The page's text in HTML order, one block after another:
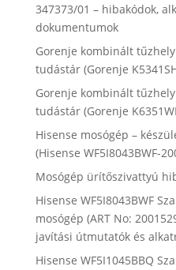
347373/01 – hibakódok,
dokumentumok
Gorenje kombinált
tudástár (Gorenje
Gorenje kombinált
tudástár (Gorenje
Hisense mosógép –
(Hisense WF5I8043BWF-
Mosógép ürítőszivattyú
Hisense WF5I8043BWF
mosógép (ART No:
javítási útmutatók és
Hisense WF5I1045BBQ